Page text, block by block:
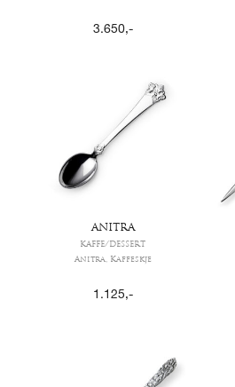
3.650,-
ANITRA
KAFFE/DESSERT
Anitra, Kaffeskje
1.125,-